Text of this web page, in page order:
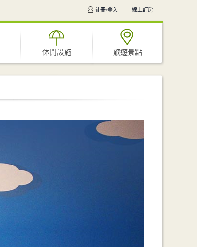
註冊/登入 線上訂房
休閒設施 旅遊景點